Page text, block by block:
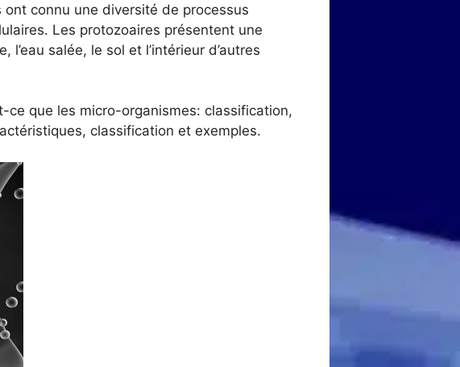
connu une diversité de processus
Les protozoaires présentent une
salée, le sol et l’intérieur d’autres
ce que les micro-organismes: classification,
classification et exemples.